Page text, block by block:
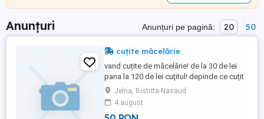
Anunțuri Anunțuri pe pagină: 20 50
cuțite măcelărie
vand cuțite de măcelărie! de la 30 de lei
pana la 120 de lei cuțitul! depinde ce cuțit
doriți ! pentru mai multe detalii ! va aștept
in privat
Jelna, Bistrita-Nasaud
4 august